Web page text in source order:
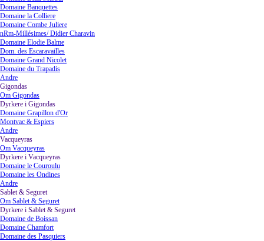
Domaine Banquettes
Domaine la Colliere
Domaine Combe Juliere
nRm-Millésimes/ Didier Charavin
Domaine Elodie Balme
Dom. des Escaravailles
Domaine Grand Nicolet
Domaine du Trapadis
Andre
Gigondas
Om Gigondas
Dyrkere i Gigondas
Domaine Grapillon d'Or
Montvac & Espiers
Andre
Vacqueyras
Om Vacqueyras
Dyrkere i Vacqueyras
Domaine le Couroulu
Domaine les Ondines
Andre
Sablet & Seguret▼
Om Sablet & Seguret
Dyrkere i Sablet & Seguret▼
Domaine de Boissan
Domaine Chamfort
Domaine des Pasquiers